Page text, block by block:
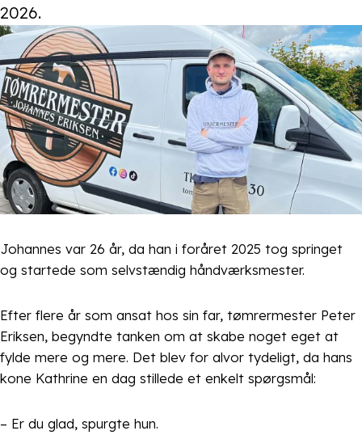
2026.
Johannes var 26 år, da han i foråret 2025 tog springet
og startede som selvstændig håndværksmester.
Efter flere år som ansat hos sin far, tømrermester Peter
Eriksen, begyndte tanken om at skabe noget eget at
fylde mere og mere. Det blev for alvor tydeligt, da hans
kone Kathrine en dag stillede et enkelt spørgsmål:
– Er du glad, spurgte hun.